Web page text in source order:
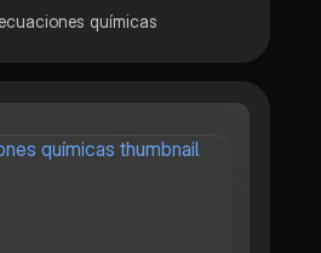
químicas